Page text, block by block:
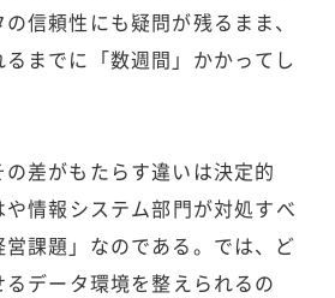
信頼性にも疑問が残るまま、
までに「数週間」かかってし
差がもたらす違いは決定的
情報システム部門が対処すべ
課題」なのである。では、ど
データ環境を整えられるの